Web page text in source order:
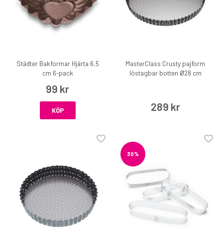
Städter Bakformar Hjärta 6,5
cm 6-pack
99 kr
KÖP
MasterClass Crusty pajform
löstagbar botten Ø28 cm
289 kr
30%